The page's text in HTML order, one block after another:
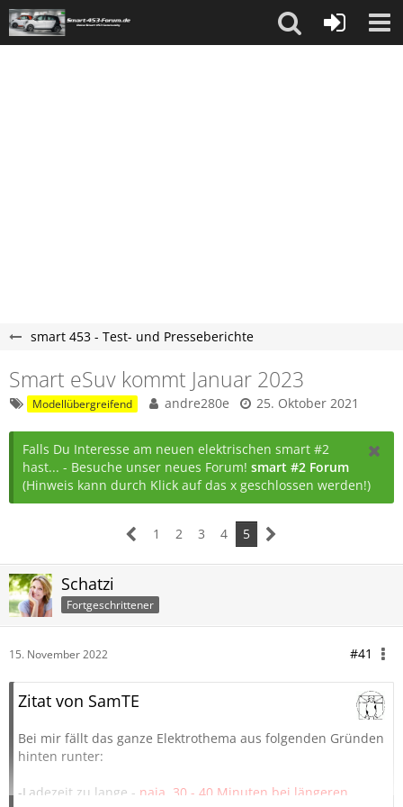
smart 453 - Test- und Presseberichte
Smart eSuv kommt Januar 2023
Modellübergreifend andre280e 25. Oktober 2021
Falls Du Interesse am neuen elektrischen smart #2
hast... - Besuche unser neues Forum! smart #2 Forum
(Hinweis kann durch Klick auf das x geschlossen werden!)
1 2 3 4 5
Schatzi
Fortgeschrittener
15. November 2022 #41
Zitat von SamTE
Bei mir fällt das ganze Elektrothema aus folgenden Gründen
hinten runter:
-Ladezeit zu lange - naja, 30 - 40 Minuten bei längeren